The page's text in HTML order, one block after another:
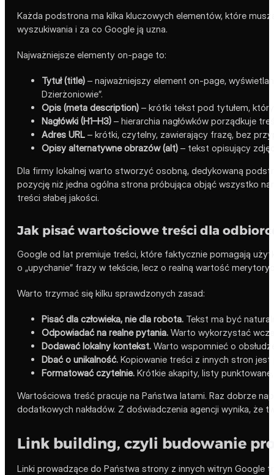
Każda podstrona ma kilka kluczowych elementów, które
wyszukiwania i za co Google ją uzna.
Najważniejsze elementy on-page to:
Tytuł (title) – najważniejszy element on-page,
Dzierżoniowie”.
Opis (meta description) – krótki tekst pod tytułem,
Nagłówki (H1–H3) – hierarchia nagłówków porządkuje
Adres URL – krótki, czytelny, zawierający frazę, bez
Opisy alternatywne obrazów (alt) – tekst opisujący
Dla firmy lokalnej warto stworzyć osobną, dedykowaną
pozycję niż jedna ogólna strona próbująca objąć wszystko
treści słabej jakości.
Jak pisać wartościowe treści dla
Google od lat premiuje treści, które faktycznie pomagają
o „upychanie” frazy w tekście, lecz o realną wartość
Warto trzymać się kilku sprawdzonych zasad:
Pisać dla człowieka, nie dla robota. Tekst ma być
Odpowiadać na realne pytania. Warto wykorzystać
Dodawać lokalny kontekst. Warto wspomnieć o
Dbać o unikalność. Kopiowanie treści z innych stron
Formatować czytelnie. Krótkie akapity, listy
Wartościowa treść pracuje na Państwa latami. Raz dobrze
dodatkowych nakładów. Z doświadczenia agencji wynika,
Link building, czyli budowanie
Linki prowadzące do Państwa strony z innych witryn Google